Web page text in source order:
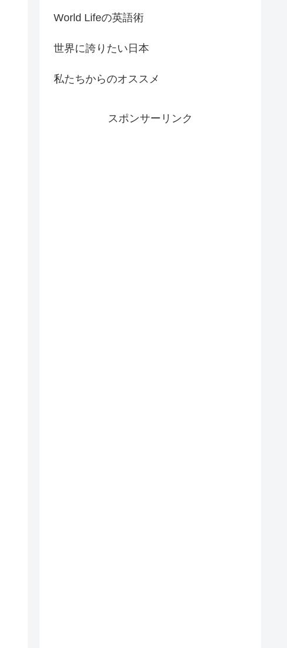
World Lifeの英語術
世界に誇りたい日本
私たちからのオススメ
スポンサーリンク